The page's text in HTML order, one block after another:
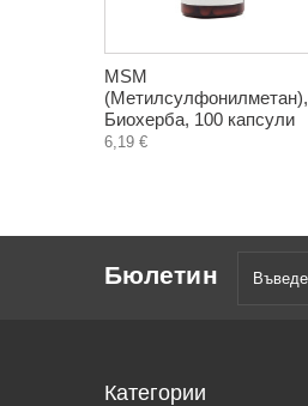
MSM
(Метилсулфонилметан),
Биохерба, 100 капсули
6,19 €
Бюлетин
Категории